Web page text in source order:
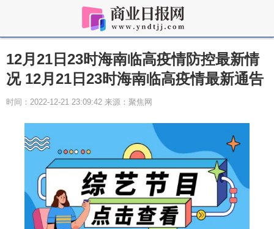
12月21日23时海南临高疫情防控最新情
况 12月21日23时海南临高疫情最新通告
时间：2022-12-21 23:09:42 来源：聚焦网